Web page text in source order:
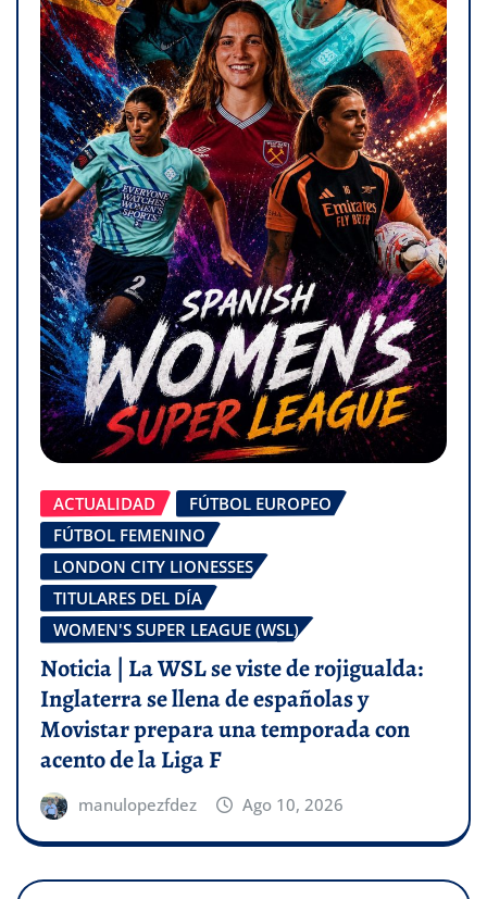
ACTUALIDAD
FÚTBOL EUROPEO
FÚTBOL FEMENINO
LONDON CITY LIONESSES
TITULARES DEL DÍA
WOMEN'S SUPER LEAGUE (WSL)
Noticia | La WSL se viste de rojigualda:
Inglaterra se llena de españolas y
Movistar prepara una temporada con
acento de la Liga F
manulopezfdez Ago 10, 2026